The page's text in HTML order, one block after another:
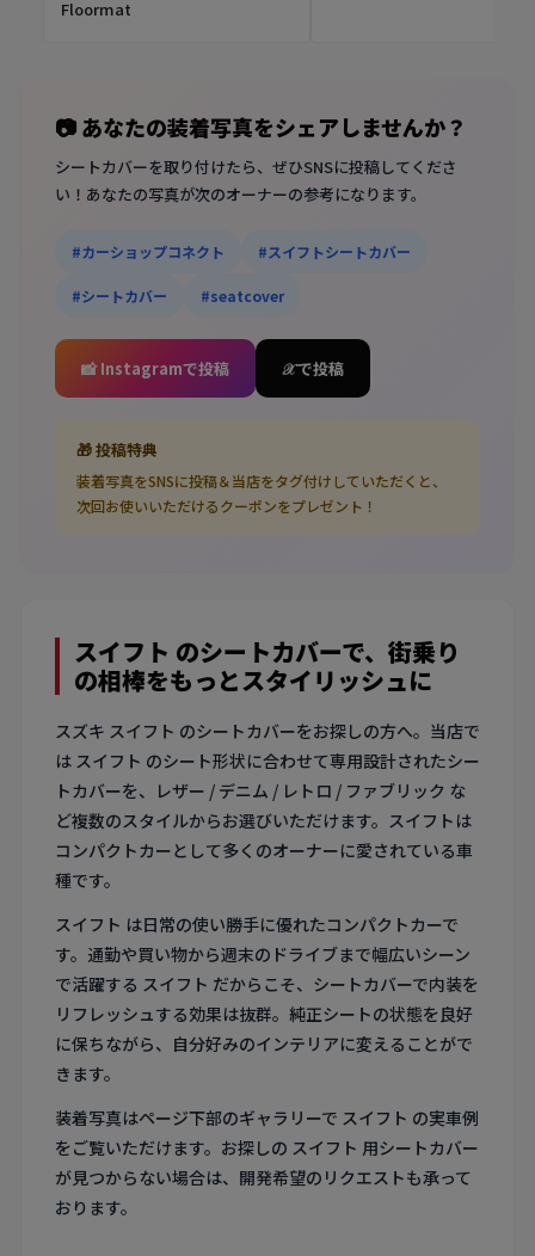
Floormat
📷 あなたの装着写真をシェアしませんか？
シートカバーを取り付けたら、ぜひSNSに投稿してくださ
い！あなたの写真が次のオーナーの参考になります。
#カーショップコネクト #スイフトシートカバー
#シートカバー #seatcover
📸 Instagramで投稿 𝒳 で投稿
🎁 投稿特典
装着写真をSNSに投稿＆当店をタグ付けしていただくと、
次回お使いいただけるクーポンをプレゼント！
スイフト のシートカバーで、街乗り
の相棒をもっとスタイリッシュに
スズキ スイフト のシートカバーをお探しの方へ。当店で
は スイフト のシート形状に合わせて専用設計されたシー
トカバーを、レザー / デニム / レトロ / ファブリック な
ど複数のスタイルからお選びいただけます。スイフトは
コンパクトカーとして多くのオーナーに愛されている車
種です。
スイフト は日常の使い勝手に優れたコンパクトカーで
す。通勤や買い物から週末のドライブまで幅広いシーン
で活躍する スイフト だからこそ、シートカバーで内装を
リフレッシュする効果は抜群。純正シートの状態を良好
に保ちながら、自分好みのインテリアに変えることがで
きます。
装着写真はページ下部のギャラリーで スイフト の実車例
をご覧いただけます。お探しの スイフト 用シートカバー
が見つからない場合は、開発希望のリクエストも承って
おります。